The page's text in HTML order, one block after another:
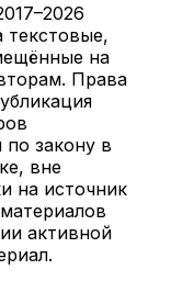
текстовые,
на
Права
по закону в
вне
на источник
активной